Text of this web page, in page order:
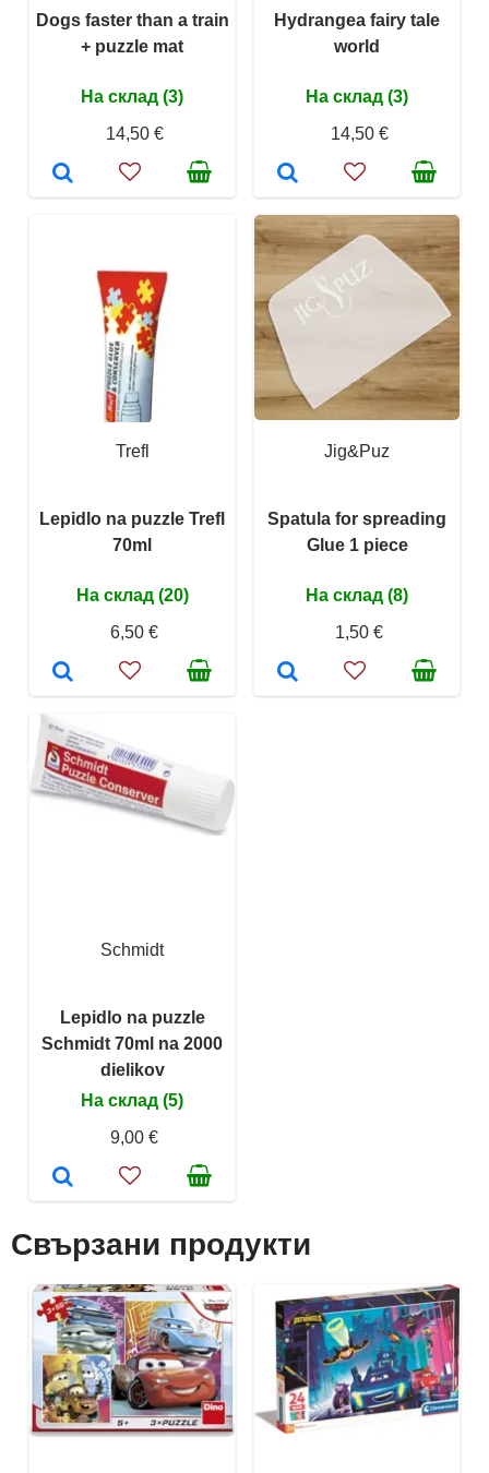
Dogs faster than a train
+ puzzle mat
На склад (3)
14,50 €
Hydrangea fairy tale
world
На склад (3)
14,50 €
Trefl
Lepidlo na puzzle Trefl
70ml
На склад (20)
6,50 €
Jig&Puz
Spatula for spreading
Glue 1 piece
На склад (8)
1,50 €
Schmidt
Lepidlo na puzzle
Schmidt 70ml na 2000
dielikov
На склад (5)
9,00 €
Свързани продукти